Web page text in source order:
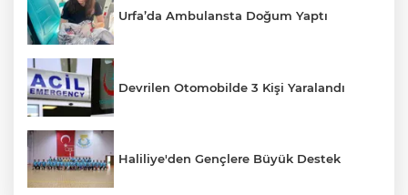
Urfa’da Ambulansta Doğum Yaptı
Devrilen Otomobilde 3 Kişi Yaralandı
Haliliye'den Gençlere Büyük Destek